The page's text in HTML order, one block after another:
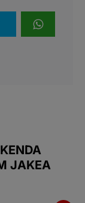
JAKEA